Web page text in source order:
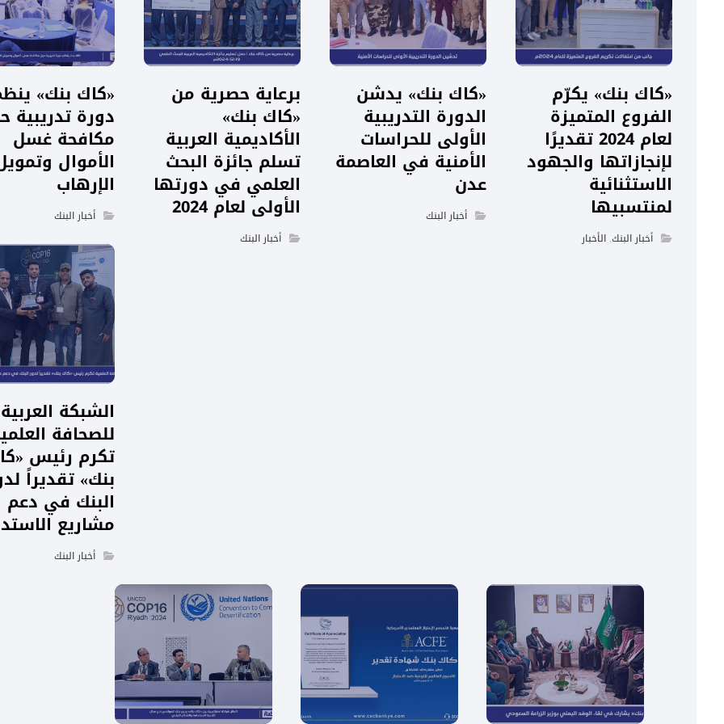
«كاك بنك» يكرّم
الفروع المتميزة
لعام 2024 تقديرًا
لإنجازاتها والجهود
الاستثنائية
لمنتسبيها
أخبار البنك, الأخبار
«كاك بنك» يدشن
الدورة التدريبية
الأولى للحراسات
الأمنية في العاصمة
عدن
أخبار البنك
برعاية حصرية من
«كاك بنك»
الأكاديمية العربية
تسلم جائزة البحث
العلمي في دورتها
الأولى لعام 2024
أخبار البنك
«كاك بنك»
دورة تدريبية
مكافحة غسل
الأموال
الإرهاب
أخبار البنك
الشبكة العربية
للصحافة
تكرم رئيس
بنك» تقديراً
البنك في دعم
مشاريع
أخبار البنك